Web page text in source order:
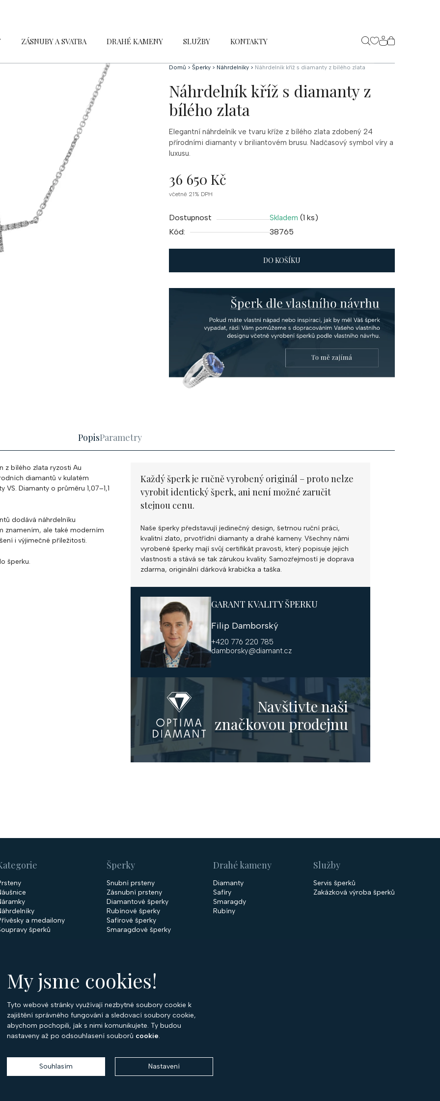
My jsme cookies!
Tyto webové stránky využívají nezbytné soubory cookie k
zajištění správného fungování a sledovací soubory cookie,
abychom pochopili, jak s nimi komunikujete. Ty budou
nastaveny až po odsouhlasení souborů cookie.
Nastavení
Souhlasím
ZÁSNUBY A SVATBA DRAHÉ KAMENY SLUŽBY KONTAKTY
NÁKUPNÍ
KOŠÍK
Domů > Šperky > Náhrdelníky > Náhrdelník kříž s diamanty z bílého zlata
Náhrdelník kříž s diamanty z
bílého zlata
Elegantní náhrdelník ve tvaru kříže z bílého zlata zdobený 24
přírodními diamanty v briliantovém brusu. Nadčasový symbol víry a
luxusu.
36 650 Kč
Měrná
včetně 21% DPH
Dostupnost Skladem (1 ks)
Kód:
38765
DO KOŠÍKU
PopisParametry
z bílého zlata ryzosti Au
diamantů v kulatém
Diamanty o průměru 1,07–1,1
dodává náhrdelníku
znamením, ale také moderním
i výjimečné příležitosti.
šperku.
Každý šperk je ručně vyrobený originál – proto nelze
vyrobit identický šperk, ani není možné zaručit
stejnou cenu.
Naše šperky představují jedinečný design, šetrnou ruční práci,
kvalitní zlato, prvotřídní diamanty a drahé kameny. Všechny námi
vyrobené šperky mají svůj certifikát pravosti, který popisuje jejich
vlastnosti a stává se tak zárukou kvality. Samozřejmostí je doprava
zdarma, originální dárková krabička a taška.
GARANT KVALITY ŠPERKU
Filip Damborský
+420 776 220 785
damborsky@diamant.cz
Navštivte naši
značkovou prodejnu
a medailony
šperků
Šperky
Snubní prsteny
Zásnubní prsteny
Diamantové šperky
Rubínové šperky
Safírové šperky
Smaragdové šperky
Drahé kameny
Diamanty
Safíry
Smaragdy
Rubíny
Služby
Servis šperků
Zakázková výroba šperků
Copyright 2026Optima Diamant. Všechna práva vyhrazena.